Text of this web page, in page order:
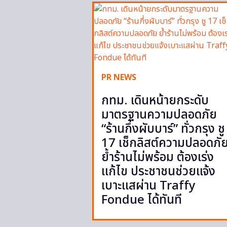
PR NEWS
กทม. เดินหน้ายกระดับ
มาตรฐานความปลอดภัย
“ร้านกึ่งผับบาร์” ทั่วกรุง ชู
17 เช็กลิสต์ความปลอดภั
ย้ำร้านไม่พร้อม ต้องเร่ง
แก้ไข ประชาชนช่วยแจ้ง
เบาะแสผ่าน Traffy
Fondue ได้ทันที